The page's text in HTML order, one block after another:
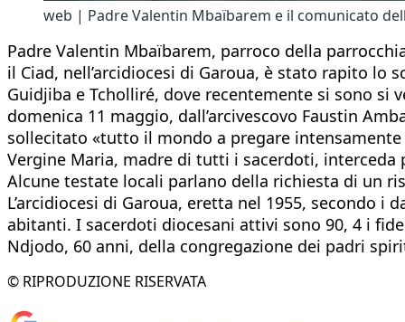
web | Padre Valentin Mbaïbarem e il comunicato
Padre Valentin Mbaïbarem, parroco della
il Ciad, nell’arcidiocesi di Garoua, è stato rapito
Guidjiba e Tcholliré, dove recentemente si sono
domenica 11 maggio, dall’arcivescovo Faustin
sollecitato «tutto il mondo a pregare
Vergine Maria, madre di tutti i sacerdoti, interceda
Alcune testate locali parlano della richiesta di un
L’arcidiocesi di Garoua, eretta nel 1955, secondo
abitanti. I sacerdoti diocesani attivi sono 90, 4 i
Ndjodo, 60 anni, della congregazione dei padri
© RIPRODUZIONE RISERVATA